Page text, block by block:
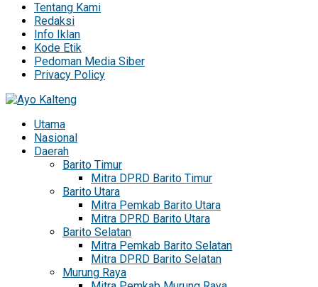
Tentang Kami
Redaksi
Info Iklan
Kode Etik
Pedoman Media Siber
Privacy Policy
Utama
Nasional
Daerah
Barito Timur
Mitra DPRD Barito Timur
Barito Utara
Mitra Pemkab Barito Utara
Mitra DPRD Barito Utara
Barito Selatan
Mitra Pemkab Barito Selatan
Mitra DPRD Barito Selatan
Murung Raya